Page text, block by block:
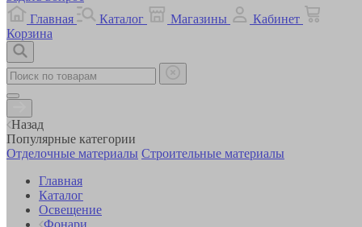
Главная
Каталог Магазины
Кабинет
Корзина
Назад
Популярные категории
Отделочные материалы Строительные материалы
Главная
Каталог
Освещение
Фонари